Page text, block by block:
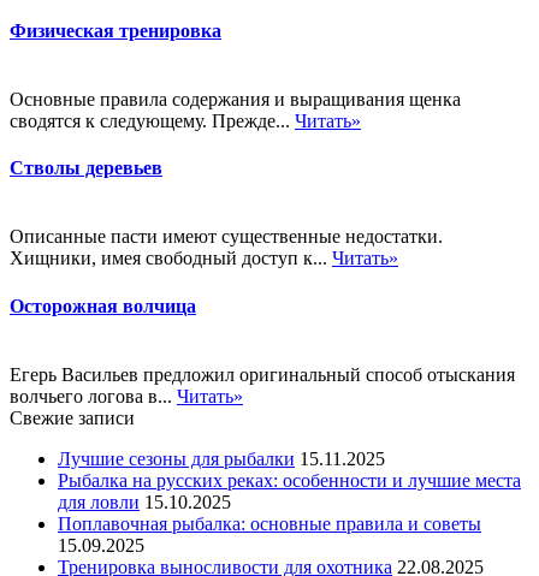
Физическая тренировка
Основные правила содержания и выращивания щенка
сводятся к следующему. Прежде... Читать»
Стволы деревьев
Описанные пасти имеют существенные недостатки.
Хищники, имея свободный доступ к... Читать»
Осторожная волчица
Егерь Васильев предложил оригинальный способ отыскания
волчьего логова в... Читать»
Свежие записи
Лучшие сезоны для рыбалки 15.11.2025
Рыбалка на русских реках: особенности и лучшие места
для ловли 15.10.2025
Поплавочная рыбалка: основные правила и советы
15.09.2025
Тренировка выносливости для охотника 22.08.2025